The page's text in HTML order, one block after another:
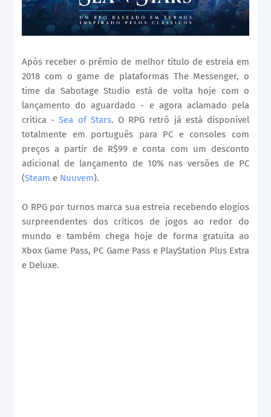
Após receber o prêmio de melhor título de estreia em
2018 com o game de plataformas The Messenger, o
time da Sabotage Studio está de volta hoje com o
lançamento do aguardado - e agora aclamado pela
crítica -Sea of Stars. O RPG retrô já está disponível
totalmente em português para PC e consoles com
preços a partir de R$99 e conta com um desconto
adicional de lançamento de 10% nas versões de PC
(Steam e Nuuvem).
O RPG por turnos marca sua estreia recebendo elogios
surpreendentes dos críticos de jogos ao redor do
mundo e também chega hoje de forma gratuita ao
Xbox Game Pass, PC Game Pass e PlayStation Plus Extra
e Deluxe.